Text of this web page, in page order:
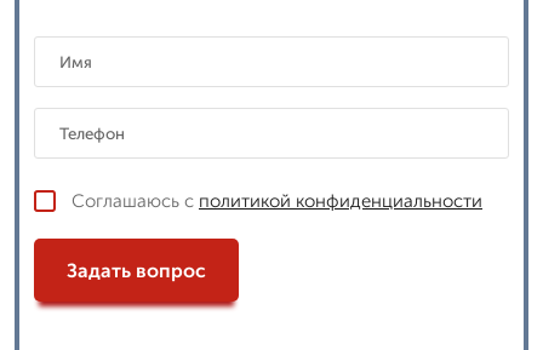
Соглашаюсь с политикой конфиденциальности
Задать вопрос